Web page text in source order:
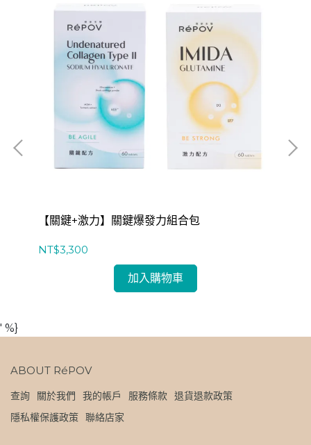
【關鍵+激力】關鍵爆發力組合包
NT$3,300
加入購物車
' %}
ABOUT RéPOV
查詢 關於我們 我的帳戶 服務條款 退貨退款政策
隱私權保護政策 聯絡店家